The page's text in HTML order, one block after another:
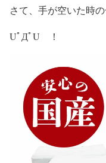
さて、手が空いた時
UﾟДﾟU ！